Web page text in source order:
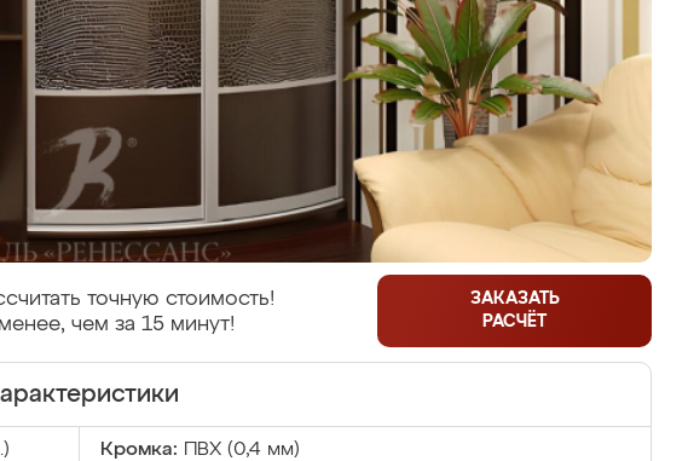
точную стоимость!
чем за 15 минут!
ЗАКАЗАТЬ
РАСЧЁТ
Кромка: ПВХ (0,4 мм)